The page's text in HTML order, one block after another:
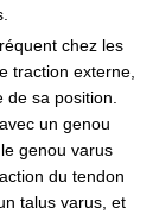
chez les
traction externe,
de sa position.
un genou
genou varus
du tendon
talus varus, et